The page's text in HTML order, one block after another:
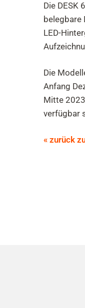
Die DESK
belegbare
LED-
Die
Anfang
Mitte
verfügbar
« zurück